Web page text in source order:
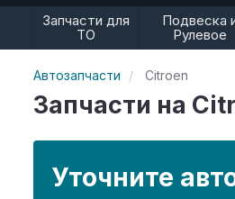
Запчасти для
ТО
Подвеска
Рулевое
Автозапчасти Citroen
Запчасти на
Уточните